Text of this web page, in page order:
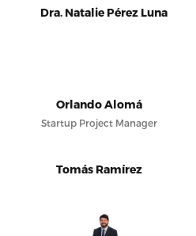
Dra. Natalie Pérez Luna
Orlando Alomá
Startup Project Manager
Tomás Ramírez